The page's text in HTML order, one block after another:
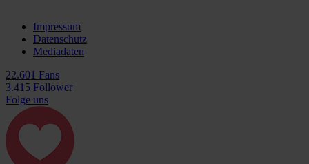
Impressum
Datenschutz
Mediadaten
22.601 Fans
3.415 Follower
Folge uns